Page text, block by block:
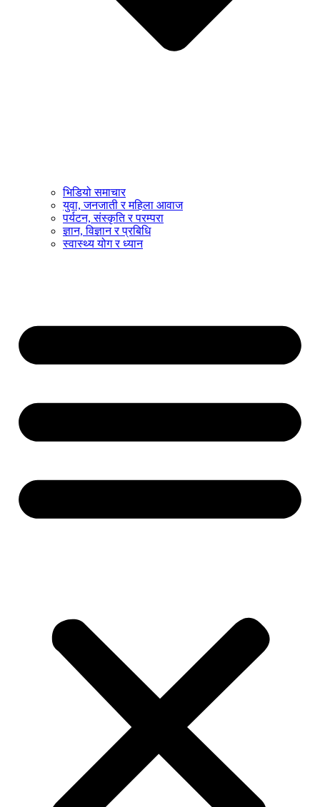
भिडियो समाचार
युवा, जनजाती र महिला आवाज
पर्यटन, संस्कृति र परम्परा
ज्ञान, विज्ञान र प्रबिधि
स्वास्थ्य योग र ध्यान